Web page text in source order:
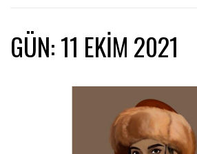
GÜN:11 EKIM 2021